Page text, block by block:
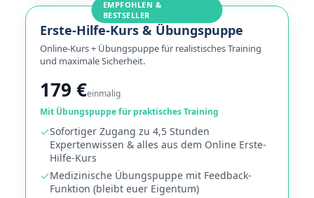
EMPFOHLEN &
BESTSELLER
Erste-Hilfe-Kurs & Übungspuppe
Online-Kurs + Übungspuppe für realistisches Training
und maximale Sicherheit.
179 €einmalig
Mit Übungspuppe für praktisches Training
Sofortiger Zugang zu 4,5 Stunden
Expertenwissen & alles aus dem Online Erste-
Hilfe-Kurs
Medizinische Übungspuppe mit Feedback-
Funktion (bleibt euer Eigentum)